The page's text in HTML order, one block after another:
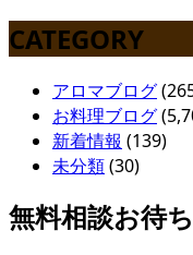
CATEGORY
アロマブログ
お料理ブログ
新着情報 (139)
未分類(30)
無料相談お待